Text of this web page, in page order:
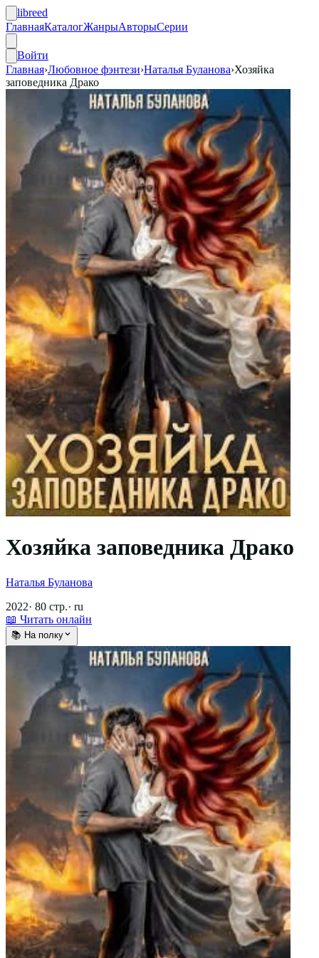
libreed
ГлавнаяКаталогЖанрыАвторыСерии
Войти
Главная›Любовное фэнтези›Наталья Буланова›Хозяйка
заповедника Драко
Хозяйка заповедника Драко
Наталья Буланова
2022· 80 стр.· ru
📖 Читать онлайн
📚 На полку